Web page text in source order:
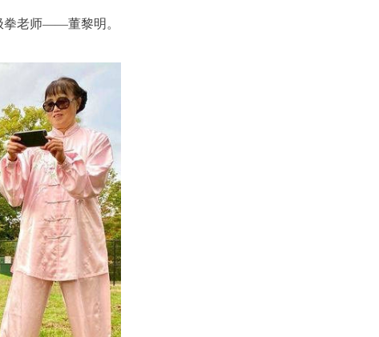
拳老师——董黎明。